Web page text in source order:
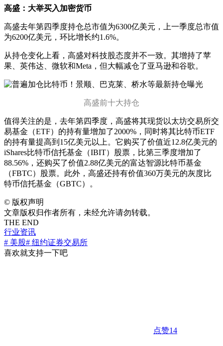
高盛：大举买入加密货币
高盛去年第四季度持仓总市值为6300亿美元，上一季度总市值
为6200亿美元，环比增长约1.6%。
从持仓变化上看，高盛对科技股态度并不一致。其增持了苹
果、英伟达、微软和Meta，但大幅减仓了亚马逊和谷歌。
高盛前十大持仓
值得关注的是，去年第四季度，高盛将其现货以太坊交易所交
易基金（ETF）的持有量增加了2000%，同时将其比特币ETF
的持有量提高到15亿美元以上。它购买了价值近12.8亿美元的
iShares比特币信托基金（IBIT）股票，比第三季度增加了
88.56%，还购买了价值2.88亿美元的富达智源比特币基金
（FBTC）股票。此外，高盛还持有价值360万美元的灰度比
特币信托基金（GBTC）。
© 版权声明
文章版权归作者所有，未经允许请勿转载。
THE END
行业资讯
# 美股# 纽约证券交易所
喜欢就支持一下吧
点赞14